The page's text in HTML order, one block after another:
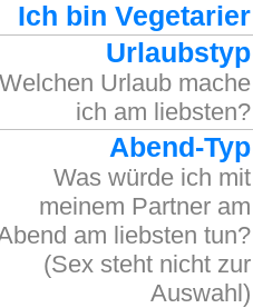
Ich bin Vegetarier
Urlaubstyp
Welchen Urlaub mache
ich am liebsten?
Abend-Typ
Was würde ich mit
meinem Partner am
am liebsten tun?
(Sex steht nicht zur
Auswahl)